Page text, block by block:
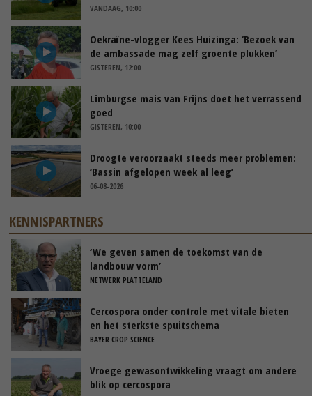
VANDAAG, 10:00
Oekraïne-vlogger Kees Huizinga: ‘Bezoek van
de ambassade mag zelf groente plukken’
GISTEREN, 12:00
Limburgse mais van Frijns doet het verrassend
goed
GISTEREN, 10:00
Droogte veroorzaakt steeds meer problemen:
‘Bassin afgelopen week al leeg’
06-08-2026
KENNISPARTNERS
‘We geven samen de toekomst van de
landbouw vorm’
NETWERK PLATTELAND
Cercospora onder controle met vitale bieten
en het sterkste spuitschema
BAYER CROP SCIENCE
Vroege gewasontwikkeling vraagt om andere
blik op cercospora